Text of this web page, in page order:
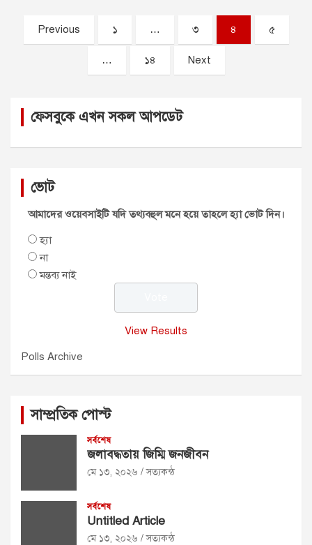
Posts
pagination
Previous ১ … ৩ ৪ ৫
… ১৪ Next
ফেসবুকে এখন সকল আপডেট
ভোট
আমাদের ওয়েবসাইটি যদি তথ্যবহুল মনে হয়ে তাহলে হ্যা ভোট দিন।
হ্যা
না
মন্তব্য নাই
View Results
Polls Archive
সাম্প্রতিক পোস্ট
সর্বশেষ
জলাবদ্ধতায় জিম্মি জনজীবন
মে ১৩, ২০২৬ সত্যকন্ঠ
সর্বশেষ
Untitled Article
মে ১৩, ২০২৬ সত্যকন্ঠ